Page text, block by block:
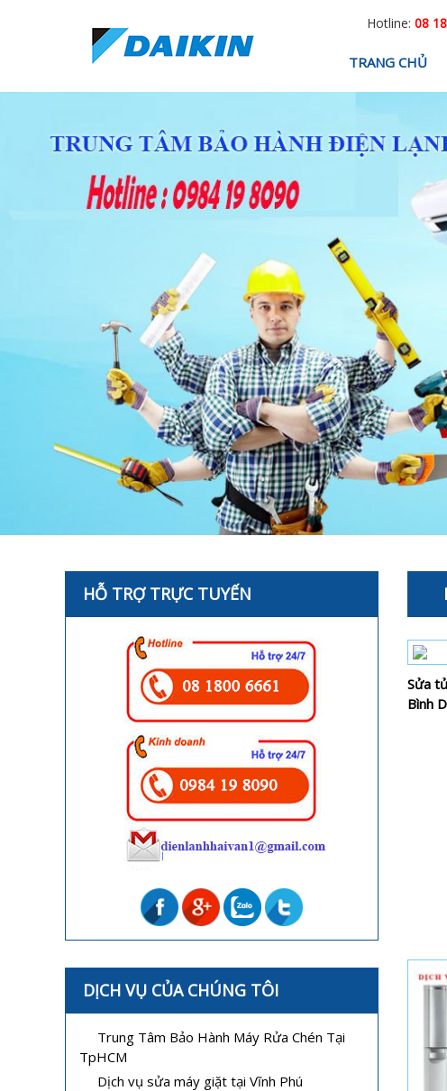
Hotline: 08
TRANG CHỦ
Sửa
Bình
HỖ TRỢ TRỰC TUYẾN
DỊCH VỤ CỦA CHÚNG TÔI
Trung Tâm Bảo Hành Máy Rửa Chén Tại
TpHCM
Dịch vụ sửa máy giặt tại Vĩnh Phú